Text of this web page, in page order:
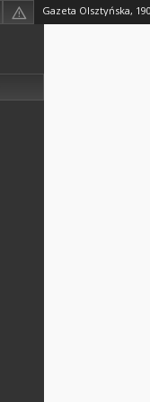
Gazeta Olsztyńska,